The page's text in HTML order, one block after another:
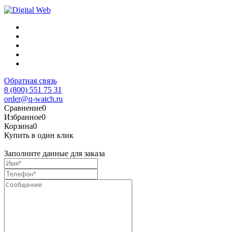
Обратная связь
8 (800) 551 75 31
order@q-watch.ru
Сравнение0
Избранное0
Корзина0
Купить в один клик
Заполните данные для заказа